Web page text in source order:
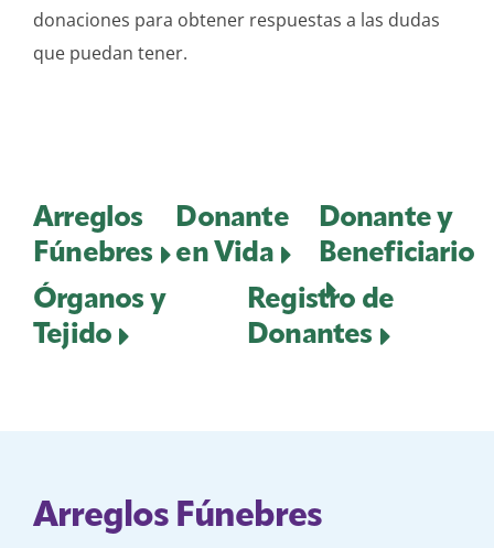
donaciones para obtener respuestas a las dudas
que puedan tener.
Arreglos
Fúnebres
Donante
en Vida
Donante y
Beneficiario
Órganos y
Tejido
Registro de
Donantes
Arreglos Fúnebres